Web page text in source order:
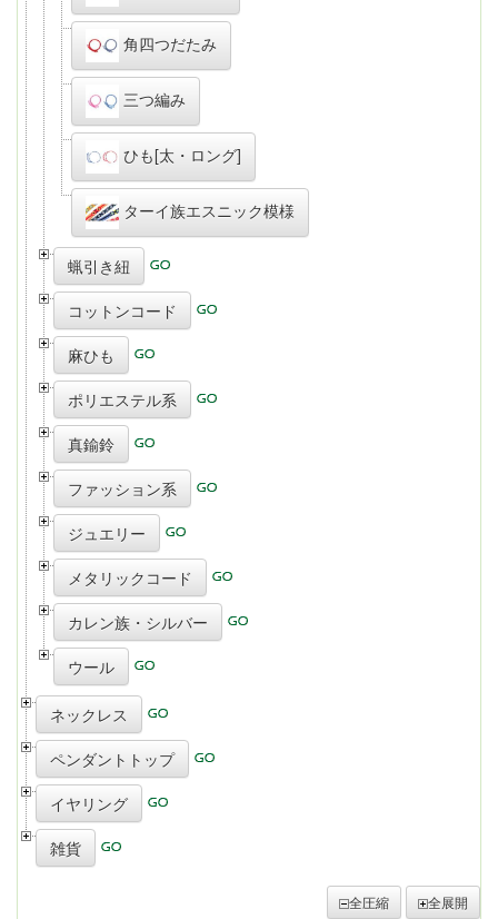
角四つだたみ
三つ編み
ひも[太・ロング]
ターイ族エスニック模様
蝋引き紐
コットンコード
麻ひも
ポリエステル系
真鍮鈴
ファッション系
ジュエリー
メタリックコード
カレン族・シルバー
ウール
ネックレス
ペンダントトップ
イヤリング
雑貨
全圧縮 全展開